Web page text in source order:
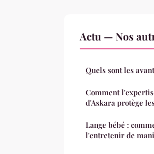
Actu — Nos
Quels sont les
Comment
d'Askara protège
Lange bébé :
l'entretenir de